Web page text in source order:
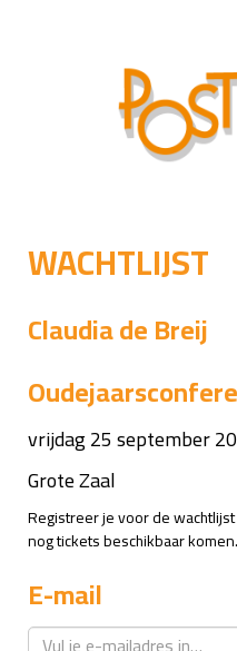
WACHTLIJST
Claudia de Breij
vrijdag 25 september
Grote Zaal
Registreer je voor de
nog tickets beschikbaar komen.
E-mail